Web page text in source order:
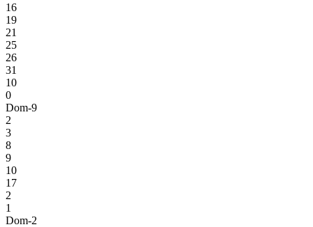
16
19
21
25
26
31
10
0
Dom-9
2
3
8
9
10
17
2
1
Dom-2